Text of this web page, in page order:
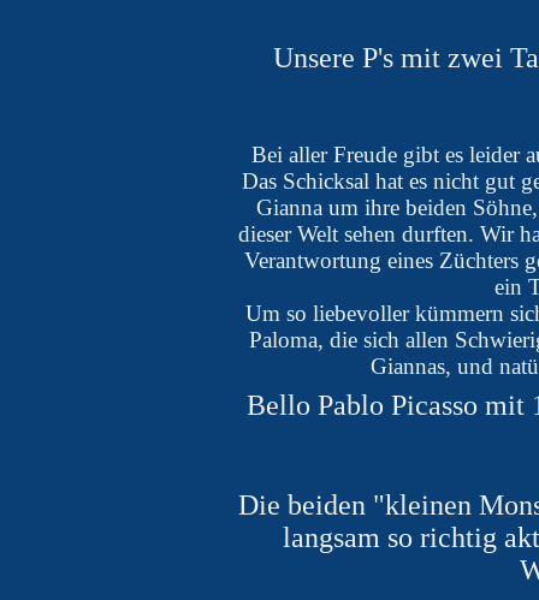
Unsere P's mit zwei
Bei aller Freude gibt es leider
Das Schicksal hat es nicht gut
Gianna um ihre beiden
dieser Welt sehen durften. Wir
Verantwortung eines Züchters
ein
Um so liebevoller kümmern
Paloma, die sich allen
Giannas, und
Bello Pablo Picasso mit
Die beiden "kleinen
langsam so richtig